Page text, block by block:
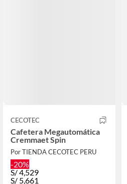
CECOTEC
Cafetera Megautomática
Cremmaet Spin
Por TIENDA CECOTEC PERU
-20%
S/4,529
S/ 5,661